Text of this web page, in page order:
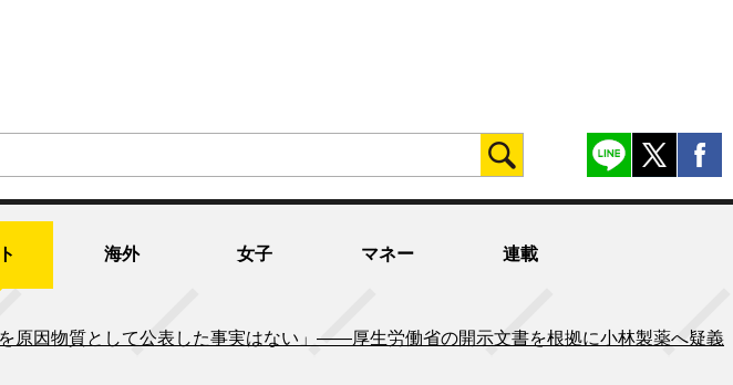
海外 女子 マネー 連載
原因物質として公表した事実はない」——厚生労働省の開示文書を根拠に小林製薬へ疑義